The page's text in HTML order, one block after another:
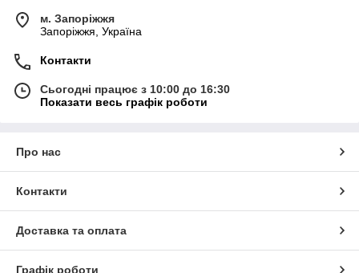
м. Запоріжжя
Запоріжжя, Україна
Контакти
Сьогодні працює з 10:00 до 16:30
Показати весь графік роботи
Про нас
Контакти
Доставка та оплата
Графік роботи